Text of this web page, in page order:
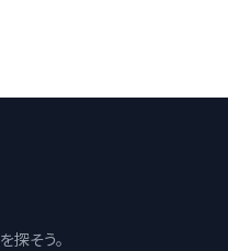
探そう。